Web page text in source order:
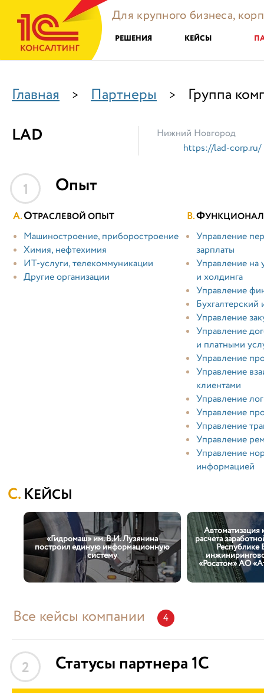
Для крупного бизнеса,
РЕШЕНИЯ КЕЙСЫ
Главная > Партнеры > Группа
LAD
Нижний Новгород
https://lad-corp.ru/
1 Опыт
ОТРАСЛЕВОЙ ОПЫТ
Машиностроение, приборостроение
Химия, нефтехимия
ИТ-услуги, телекоммуникации
Другие организации
Ф
Управление
зарплаты
Управление на
и холдинга
Управление
Бухгалтерский
Управление
Управление
и платными
Управление
Управление
клиентами
Управление
Управление
Управление
Управление
Управление
информацией
КЕЙСЫ
«Гидромаш» им. В.И. Лузянина
построил единую информационную
систему
Автоматизация
расчета
Республике
«Росатом» АО
Все кейсы компании 4
2 Статусы партнера 1С